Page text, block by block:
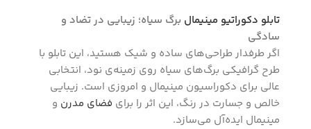
تابلو دکوراتیو مینیمال برگ سیاه؛ زیبایی در تضاد و
سادگی
اگر طرفدار طراحی‌های ساده و شیک هستید، این تابلو با
طرح گرافیکی برگ‌های سیاه روی زمینه‌ی نود، انتخابی
عالی برای دکوراسیون مینیمال و امروزی است. زیبایی
خالص و جسارت در رنگ، این اثر را برای فضای مدرن و
مینیمال ایده‌آل می‌سازد.